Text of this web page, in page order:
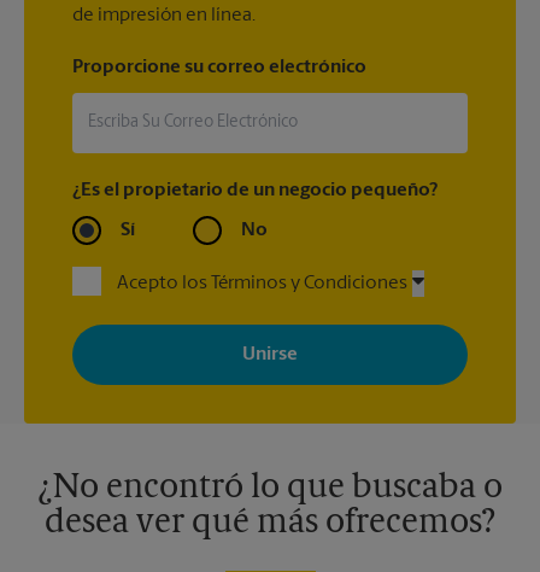
de impresión en línea.
Proporcione su correo electrónico
¿Es el propietario de un negocio pequeño?
Sí No
Acepto los Términos y Condiciones
Al registrarse, acepta recibir correos electrónicos de The UPS
Store con noticias, ofertas especiales, promociones y mensajes
adaptados a sus intereses. Puede darse de baja en cualquier
momento. Para más información, consulte nuestra política de
¿No encontró lo que buscaba o
desea ver qué más ofrecemos?